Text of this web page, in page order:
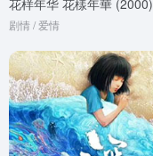
花样年华 花樣年華 (2000)
剧情 / 爱情